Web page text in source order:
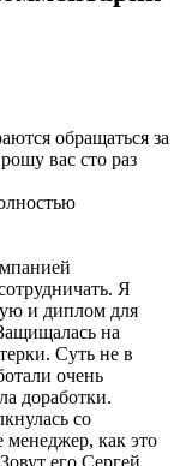
обращаться за
вас сто раз
Я
и диплом для
на
Суть не в
очень
доработки.
со
как это
его Сергей